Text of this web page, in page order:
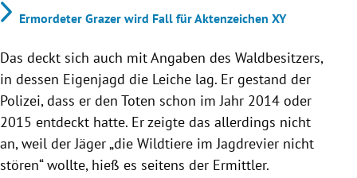
Ermordeter Grazer wird Fall für Aktenzeichen XY
Das deckt sich auch mit Angaben des Waldbesitzers,
in dessen Eigenjagd die Leiche lag. Er gestand der
Polizei, dass er den Toten schon im Jahr 2014 oder
2015 entdeckt hatte. Er zeigte das allerdings nicht
an, weil der Jäger „die Wildtiere im Jagdrevier nicht
stören“ wollte, hieß es seitens der Ermittler.